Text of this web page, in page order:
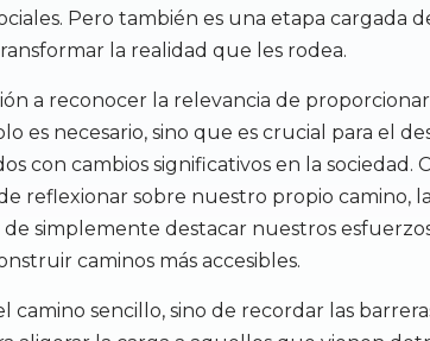
Pero también es una etapa cargada
la realidad que les rodea.
a reconocer la relevancia de proporcionar
es necesario, sino que es crucial para el
con cambios significativos en la sociedad.
reflexionar sobre nuestro propio camino,
simplemente destacar nuestros
caminos más accesibles.
camino sencillo, sino de recordar las